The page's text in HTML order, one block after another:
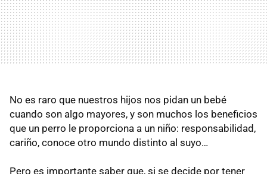
No es raro que nuestros hijos nos pidan un bebé
cuando son algo mayores, y son muchos los beneficios
que un perro le proporciona a un niño: responsabilidad,
cariño, conoce otro mundo distinto al suyo…
Pero es importante saber que, si se decide por tener